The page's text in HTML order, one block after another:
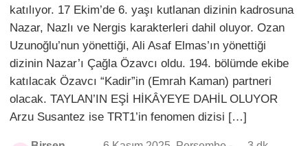
katılıyor. 17 Ekim’de 6. yaşı kutlanan dizinin kadrosuna
Nazar, Nazlı ve Nergis karakterleri dahil oluyor. Ozan
Uzunoğlu’nun yönettiği, Ali Asaf Elmas’ın yönettiği
dizinin Nazar’ı Çağla Özavcı oldu. 194. bölümde ekibe
katılacak Özavcı “Kadir”in (Emrah Kaman) partneri
olacak. TAYLAN’IN EŞİ HİKÂYEYE DAHİL OLUYOR
Arzu Susantez ise TRT1’in fenomen dizisi […]